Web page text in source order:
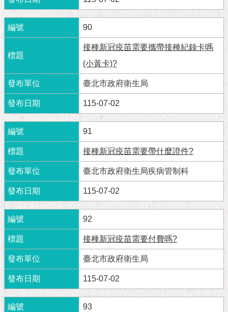
與
專
區
北
遊
網
政
府
網
站
資
料
開
放
宣
告
隱
私
及
資
訊
安
全
90
接種新冠疫苗需要攜帶接種紀錄卡嗎
(小黃卡)?
臺北市政府衛生局
115-07-02
91
接種新冠疫苗需要帶什麼證件?
臺北市政府衛生局疾病管制科
115-07-02
92
接種新冠疫苗需要付費嗎?
臺北市政府衛生局
115-07-02
93